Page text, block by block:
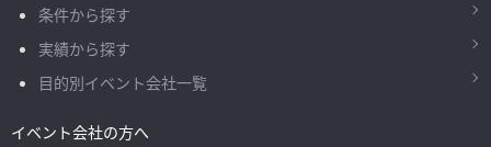
条件から探す
実績から探す
目的別イベント会社一覧
イベント会社の方へ